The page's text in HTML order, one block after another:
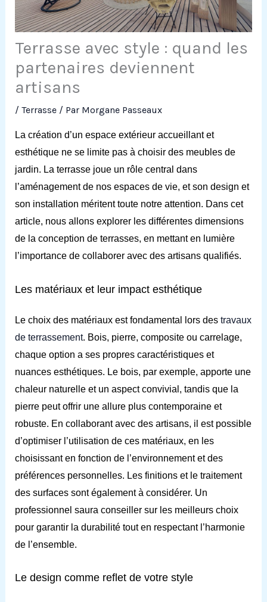
Terrasse avec style : quand les
partenaires deviennent
artisans
/ Terrasse/ Par Morgane Passeaux
La création d’un espace extérieur accueillant et
esthétique ne se limite pas à choisir des meubles de
jardin. La terrasse joue un rôle central dans
l’aménagement de nos espaces de vie, et son design et
son installation méritent toute notre attention. Dans cet
article, nous allons explorer les différentes dimensions
de la conception de terrasses, en mettant en lumière
l’importance de collaborer avec des artisans qualifiés.
Les matériaux et leur impact esthétique
Le choix des matériaux est fondamental lors des travaux
de terrassement. Bois, pierre, composite ou carrelage,
chaque option a ses propres caractéristiques et
nuances esthétiques. Le bois, par exemple, apporte une
chaleur naturelle et un aspect convivial, tandis que la
pierre peut offrir une allure plus contemporaine et
robuste. En collaborant avec des artisans, il est possible
d’optimiser l’utilisation de ces matériaux, en les
choisissant en fonction de l’environnement et des
préférences personnelles. Les finitions et le traitement
des surfaces sont également à considérer. Un
professionnel saura conseiller sur les meilleurs choix
pour garantir la durabilité tout en respectant l’harmonie
de l’ensemble.
Le design comme reflet de votre style